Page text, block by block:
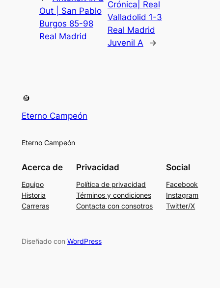
Out | San Pablo
Burgos 85-98
Real Madrid
Crónica| Real
Valladolid 1-3
Real Madrid
Juvenil A
→
Eterno Campeón
Eterno Campeón
Acerca de
Equipo
Historia
Carreras
Privacidad
Política de privacidad
Términos y condiciones
Contacta con consotros
Social
Facebook
Instagram
Twitter/X
Diseñado con WordPress